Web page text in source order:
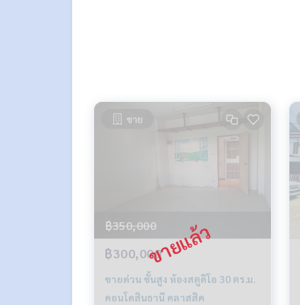
ขาย
฿350,000
฿300,000
ขายด่วน ชั้นสูง ห้องสตูดิโอ 30 ตร.ม.
คอนโดสินธานี คลาสสิค